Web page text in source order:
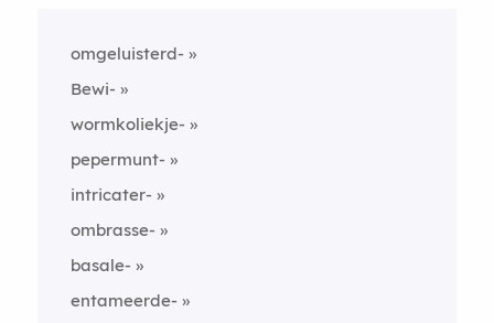
omgeluisterd-
Bewi-
wormkoliekje-
pepermunt-
intricater-
ombrasse-
basale-
entameerde-